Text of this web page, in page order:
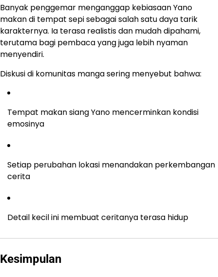
Banyak penggemar menganggap kebiasaan Yano
makan di tempat sepi sebagai salah satu daya tarik
karakternya. Ia terasa realistis dan mudah dipahami,
terutama bagi pembaca yang juga lebih nyaman
menyendiri.
Diskusi di komunitas manga sering menyebut bahwa:
Tempat makan siang Yano mencerminkan kondisi
emosinya
Setiap perubahan lokasi menandakan perkembangan
cerita
Detail kecil ini membuat ceritanya terasa hidup
Kesimpulan